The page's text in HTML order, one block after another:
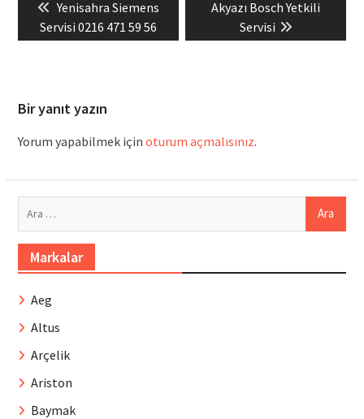
gezinmesi
Previous
post:
Yenisahra Siemens
Servisi 0216 471 59 56
Next
Akyazı Bosch Yetkili
Servisi
Bir yanıt yazın
Yorum yapabilmek için oturum açmalısınız.
Markalar
Aeg
Altus
Arçelik
Ariston
Baymak